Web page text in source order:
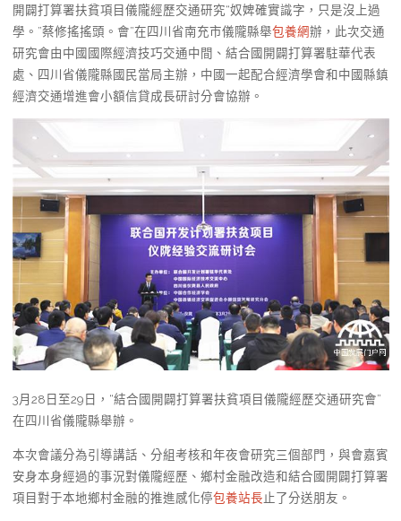
開闢打算署扶貧項目儀隴經歷交通研究“奴婢確實識字，只是沒上過
學。”蔡修搖搖頭。會”在四川省南充市儀隴縣舉包養網辦，此次交通
研究會由中國國際經濟技巧交通中間、結合國開闢打算署駐華代表
處、四川省儀隴縣國民當局主辦，中國一起配合經濟學會和中國縣鎮
經濟交通增進會小額信貸成長研討分會協辦。
3月28日至29日，“結合國開闢打算署扶貧項目儀隴經歷交通研究會”
在四川省儀隴縣舉辦。
本次會議分為引導講話、分組考核和年夜會研究三個部門，與會嘉賓
安身本身經過的事況對儀隴經歷、鄉村金融改造和結合國開闢打算署
項目對于本地鄉村金融的推進感化停包養站長止了分送朋友。